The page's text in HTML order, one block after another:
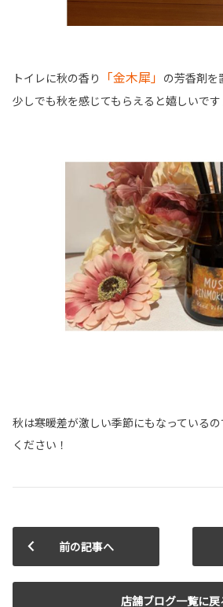
トイレに秋の香り 「金木犀」 の芳香剤を
少しでも秋を感じてもらえると嬉しいで
秋は寒暖差が激しい季節にもなっている
ください！
前の記事へ
店舗ブログ一覧に戻